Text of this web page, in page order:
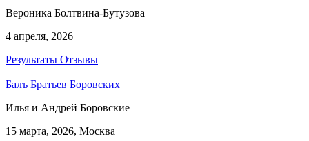
Вероника Болтвина-Бутузова
4 апреля, 2026
Результаты Отзывы
Балъ Братьев Боровских
Илья и Андрей Боровские
15 марта, 2026, Москва